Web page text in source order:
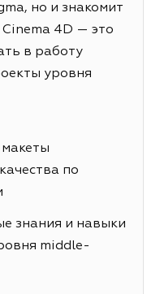
но и знакомит
4D — это
в работу
уровня
по
знания и навыки
middle-